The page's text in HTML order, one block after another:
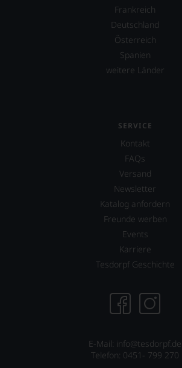
Frankreich
Deutschland
Österreich
Spanien
weitere Länder
SERVICE
Kontakt
FAQs
Versand
Newsletter
Katalog anfordern
Freunde werben
Events
Karriere
Tesdorpf Geschichte
E-Mail: info@tesdorpf.de
Telefon: 0451- 799 270